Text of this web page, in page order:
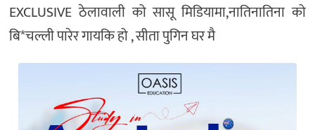
EXCLUSIVE ठेलावाली को सासू मिडियामा,नातिनातिना को
बि*चल्ली पारेर गायकि हो , सीता पुगिन घर मै